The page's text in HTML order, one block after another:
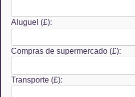
Aluguel (£):
Compras de supermercado (£):
Transporte (£):